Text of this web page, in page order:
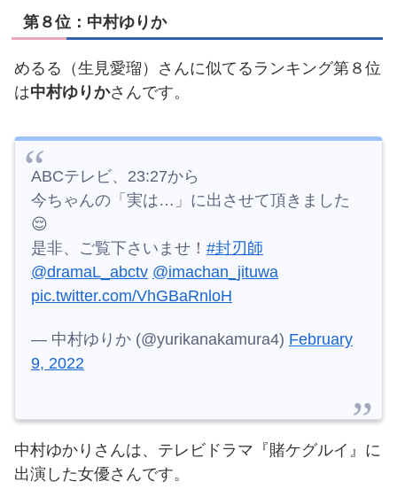
第８位：中村ゆりか
めるる（生見愛瑠）さんに似てるランキング第８位
は中村ゆりかさんです。
ABCテレビ、23:27から
今ちゃんの「実は…」に出させて頂きました
😌
是非、ご覧下さいませ！ #封刃師
@dramaL_abctv @imachan_jituwa
pic.twitter.com/VhGBaRnloH
— 中村ゆりか (@yurikanakamura4) February
9, 2022
中村ゆかりさんは、テレビドラマ『賭ケグルイ』に
出演した女優さんです。